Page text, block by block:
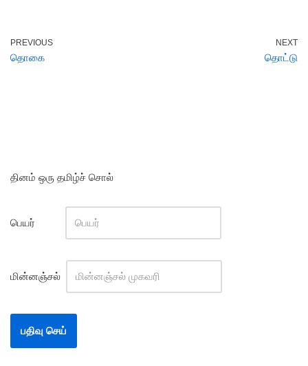
PREVIOUS
தொகை
NEXT
தொட்டு
தினம் ஒரு தமிழ்ச் சொல்
பெயர்
மின்னஞ்சல்